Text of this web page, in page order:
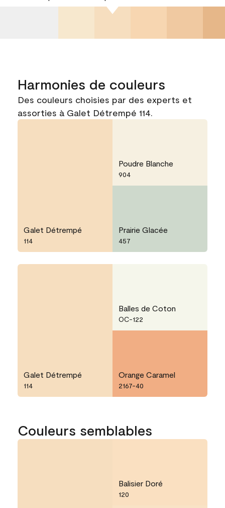
Harmonies de couleurs
Des couleurs choisies par des experts et
assorties à Galet Détrempé 114.
Galet Détrempé
114
Poudre Blanche
904
Prairie Glacée
457
Galet Détrempé
114
Balles de Coton
OC-122
Orange Caramel
2167-40
Couleurs semblables
Balisier Doré
120